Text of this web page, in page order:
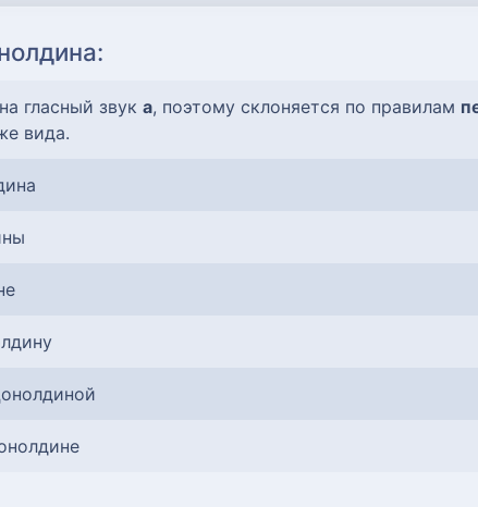
гласный звук а, поэтому склоняется по правилам
вида.